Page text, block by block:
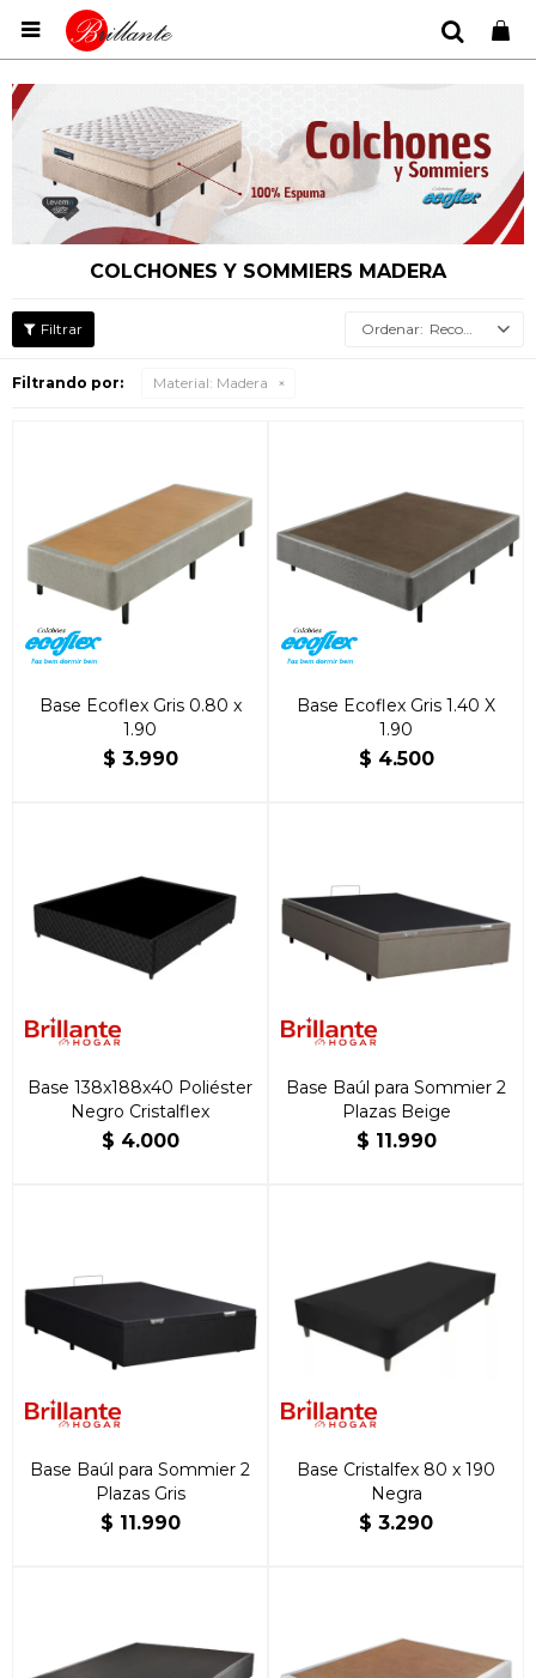

COLCHONES Y SOMMIERS MADERA
Recomendados
Filtrando por: Material: Madera
Base Ecoflex Gris 0.80 x
1.90
$ 3.990
Base Ecoflex Gris 1.40 X
1.90
$ 4.500
Base 138x188x40 Poliéster
Negro Cristalflex
$ 4.000
Base Baúl para Sommier 2
Plazas Beige
$ 11.990
Base Baúl para Sommier 2
Plazas Gris
$ 11.990
Base Cristalfex 80 x 190
Negra
$ 3.290